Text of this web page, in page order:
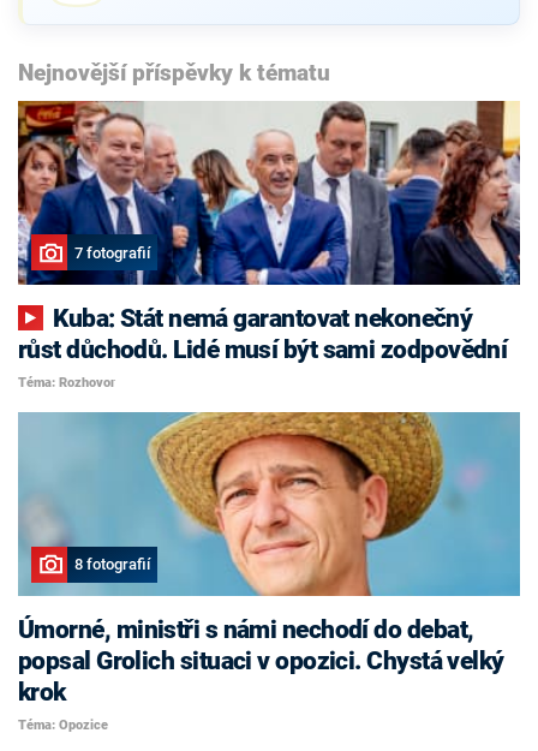
Nejnovější příspěvky k tématu
7 fotografií
růst důchodů. Lidé musí být sami zodpovědní
Téma: Rozhovor
8 fotografií
Úmorné, ministři s námi nechodí do debat,
popsal Grolich situaci v opozici. Chystá velký
krok
Téma: Opozice